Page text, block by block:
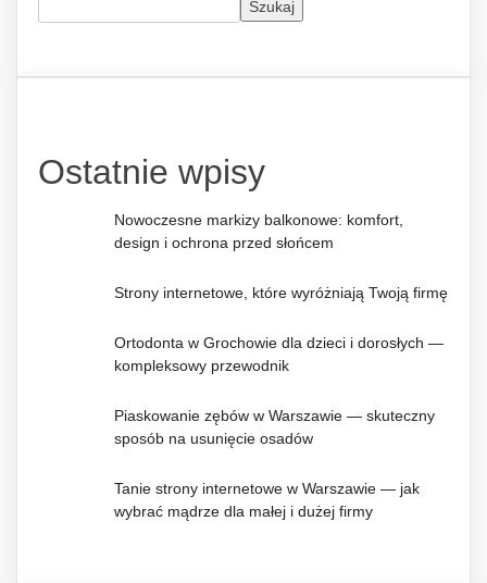
Szukaj
Ostatnie wpisy
Nowoczesne markizy balkonowe: komfort,
design i ochrona przed słońcem
Strony internetowe, które wyróżniają Twoją firmę
Ortodonta w Grochowie dla dzieci i dorosłych —
kompleksowy przewodnik
Piaskowanie zębów w Warszawie — skuteczny
sposób na usunięcie osadów
Tanie strony internetowe w Warszawie — jak
wybrać mądrze dla małej i dużej firmy